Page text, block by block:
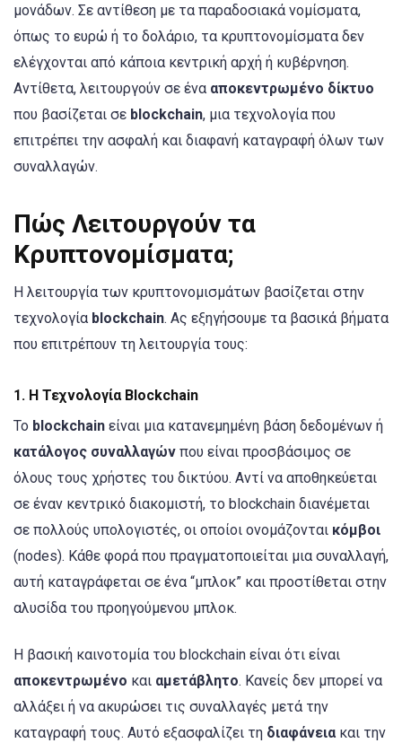
μονάδων. Σε αντίθεση με τα παραδοσιακά νομίσματα,
όπως το ευρώ ή το δολάριο, τα κρυπτονομίσματα δεν
ελέγχονται από κάποια κεντρική αρχή ή κυβέρνηση.
Αντίθετα, λειτουργούν σε ένα αποκεντρωμένο δίκτυο
που βασίζεται σε blockchain, μια τεχνολογία που
επιτρέπει την ασφαλή και διαφανή καταγραφή όλων των
συναλλαγών.
Πώς Λειτουργούν τα
Κρυπτονομίσματα;
Η λειτουργία των κρυπτονομισμάτων βασίζεται στην
τεχνολογία blockchain. Ας εξηγήσουμε τα βασικά βήματα
που επιτρέπουν τη λειτουργία τους:
1. Η Τεχνολογία Blockchain
Το blockchain είναι μια κατανεμημένη βάση δεδομένων ή
κατάλογος συναλλαγών που είναι προσβάσιμος σε
όλους τους χρήστες του δικτύου. Αντί να αποθηκεύεται
σε έναν κεντρικό διακομιστή, το blockchain διανέμεται
σε πολλούς υπολογιστές, οι οποίοι ονομάζονται κόμβοι
(nodes). Κάθε φορά που πραγματοποιείται μια συναλλαγή,
αυτή καταγράφεται σε ένα “μπλοκ” και προστίθεται στην
αλυσίδα του προηγούμενου μπλοκ.
Η βασική καινοτομία του blockchain είναι ότι είναι
αποκεντρωμένο και αμετάβλητο. Κανείς δεν μπορεί να
αλλάξει ή να ακυρώσει τις συναλλαγές μετά την
καταγραφή τους. Αυτό εξασφαλίζει τη διαφάνειακαι την